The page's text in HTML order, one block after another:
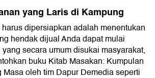
yang Laris di Kampung
dipersiapkan adalah menentukan
hendak dijual Anda dapat mulai
secara umum disukai masyarakat,
buku Kitab Masakan: Kumpulan
oleh tim Dapur Demedia seperti